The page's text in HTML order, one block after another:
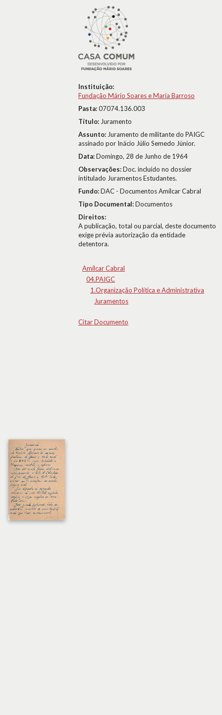
Instituição:
Fundação Mário Soares e Maria Barroso
Pasta:07074.136.003
Título: Juramento
Assunto: Juramento de militante do PAIGC
assinado por Inácio Júlio Semedo Júnior.
Data:Domingo, 28 de Junho de 1964
Observações:Doc. incluído no dossier
intitulado Juramentos Estudantes.
Fundo:DAC - Documentos Amílcar Cabral
Tipo Documental:Documentos
Direitos:
A publicação, total ou parcial, deste documento
exige prévia autorização da entidade
detentora.
Amílcar Cabral
04.PAIGC
1.Organização Política e Administrativa
Juramentos
Citar Documento